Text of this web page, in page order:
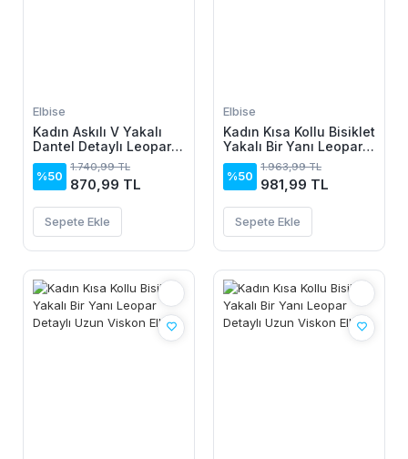
Elbise
Kadın Askılı V Yakalı
Dantel Detaylı Leopar
Desenli Süprem Atlet
Ve şort Ikili Takım
%50
1.740,99 TL
870,99 TL
Sepete Ekle
Elbise
Kadın Kısa Kollu Bisiklet
Yakalı Bir Yanı Leopar
Detaylı Uzun Viskon
Elbise
%50
1.963,99 TL
981,99 TL
Sepete Ekle